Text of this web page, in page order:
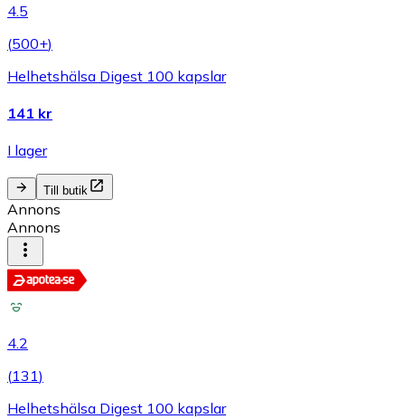
4.5
(500+)
Helhetshälsa Digest 100 kapslar
141 kr
I lager
Till butik
Annons
Annons
4.2
(131)
Helhetshälsa Digest 100 kapslar